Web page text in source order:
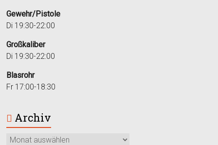
Gewehr/Pistole
Di 19:30-22:00
Großkaliber
Di 19:30-22:00
Blasrohr
Fr 17:00-18:30
Archiv